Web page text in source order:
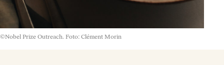
©Nobel Prize Outreach. Foto: Clément Morin